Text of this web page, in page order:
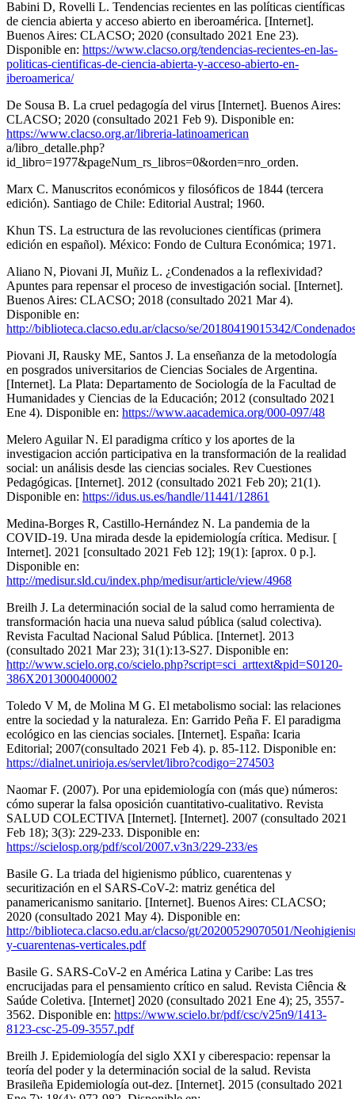
Babini D, Rovelli L. Tendencias recientes en las políticas científicas
de ciencia abierta y acceso abierto en iberoamérica. [Internet].
Buenos Aires: CLACSO; 2020 (consultado 2021 Ene 23).
Disponible en: https://www.clacso.org/tendencias-recientes-en-las-
politicas-cientificas-de-ciencia-abierta-y-acceso-abierto-en-
iberoamerica/
De Sousa B. La cruel pedagogía del virus [Internet]. Buenos Aires:
CLACSO; 2020 (consultado 2021 Feb 9). Disponible en:
https://www.clacso.org.ar/libreria-latinoamerican
a/libro_detalle.php?
id_libro=1977&pageNum_rs_libros=0&orden=nro_orden.
Marx C. Manuscritos económicos y filosóficos de 1844 (tercera
edición). Santiago de Chile: Editorial Austral; 1960.
Khun TS. La estructura de las revoluciones científicas (primera
edición en español). México: Fondo de Cultura Económica; 1971.
Aliano N, Piovani JI, Muñiz L. ¿Condenados a la reflexividad?
Apuntes para repensar el proceso de investigación social. [Internet].
Buenos Aires: CLACSO; 2018 (consultado 2021 Mar 4).
Disponible en:
http://biblioteca.clacso.edu.ar/clacso/se/20180419015342/
Piovani JI, Rausky ME, Santos J. La enseñanza de la metodología
en posgrados universitarios de Ciencias Sociales de Argentina.
[Internet]. La Plata: Departamento de Sociología de la Facultad de
Humanidades y Ciencias de la Educación; 2012 (consultado 2021
Ene 4). Disponible en: https://www.aacademica.org/000-097/48
Melero Aguilar N. El paradigma crítico y los aportes de la
investigacion acción participativa en la transformación de la realidad
social: un análisis desde las ciencias sociales. Rev Cuestiones
Pedagógicas. [Internet]. 2012 (consultado 2021 Feb 20); 21(1).
Disponible en: https://idus.us.es/handle/11441/12861
Medina-Borges R, Castillo-Hernández N. La pandemia de la
COVID-19. Una mirada desde la epidemiología crítica. Medisur. [
Internet]. 2021 [consultado 2021 Feb 12]; 19(1): [aprox. 0 p.].
Disponible en:
http://medisur.sld.cu/index.php/medisur/article/view/4968
Breilh J. La determinación social de la salud como herramienta de
transformación hacia una nueva salud pública (salud colectiva).
Revista Facultad Nacional Salud Pública. [Internet]. 2013
(consultado 2021 Mar 23); 31(1):13-S27. Disponible en:
http://www.scielo.org.co/scielo.php?script=sci_arttext&pid=S0120-
386X2013000400002
Toledo V M, de Molina M G. El metabolismo social: las relaciones
entre la sociedad y la naturaleza. En: Garrido Peña F. El paradigma
ecológico en las ciencias sociales. [Internet]. España: Icaria
Editorial; 2007(consultado 2021 Feb 4). p. 85-112. Disponible en:
https://dialnet.unirioja.es/servlet/libro?codigo=274503
Naomar F. (2007). Por una epidemiología con (más que) números:
cómo superar la falsa oposición cuantitativo-cualitativo. Revista
SALUD COLECTIVA [Internet]. [Internet]. 2007 (consultado 2021
Feb 18); 3(3): 229-233. Disponible en:
https://scielosp.org/pdf/scol/2007.v3n3/229-233/es
Basile G. La triada del higienismo público, cuarentenas y
securitización en el SARS-CoV-2: matriz genética del
panamericanismo sanitario. [Internet]. Buenos Aires: CLACSO;
2020 (consultado 2021 May 4). Disponible en:
http://biblioteca.clacso.edu.ar/clacso/gt/20200529070501/
y-cuarentenas-verticales.pdf
Basile G. SARS-CoV-2 en América Latina y Caribe: Las tres
encrucijadas para el pensamiento crítico en salud. Revista Ciência &
Saúde Coletiva. [Internet] 2020 (consultado 2021 Ene 4); 25, 3557-
3562. Disponible en: https://www.scielo.br/pdf/csc/v25n9/1413-
8123-csc-25-09-3557.pdf
Breilh J. Epidemiología del siglo XXI y ciberespacio: repensar la
teoría del poder y la determinación social de la salud. Revista
Brasileña Epidemiología out-dez. [Internet]. 2015 (consultado 2021